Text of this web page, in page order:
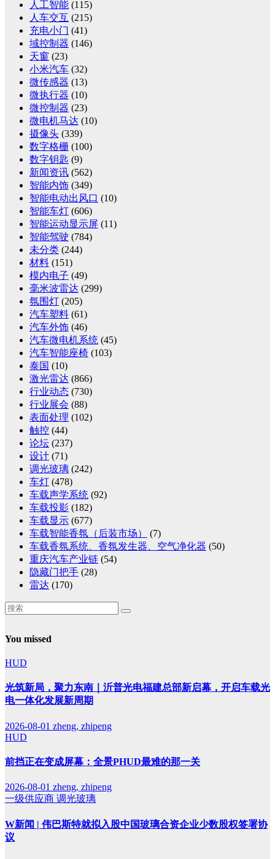
人工智能 (115)
人车交互 (215)
充电小门 (41)
域控制器 (146)
天窗 (23)
小米汽车 (32)
微传感器 (13)
微执行器 (10)
微控制器 (23)
微电机马达 (10)
摄像头 (339)
数字格栅 (100)
数字钥匙 (9)
新闻资讯 (562)
智能内饰 (349)
智能电动出风口 (10)
智能车灯 (606)
智能运动显示屏 (11)
智能驾驶 (784)
未分类 (244)
材料 (151)
模内电子 (49)
毫米波雷达 (299)
氛围灯 (205)
汽车塑料 (61)
汽车外饰 (46)
汽车微电机系统 (45)
汽车智能座椅 (103)
泰国 (10)
激光雷达 (866)
行业动态 (730)
行业展会 (88)
表面处理 (102)
触控 (44)
论坛 (237)
设计 (71)
调光玻璃 (242)
车灯 (478)
车载声学系统 (92)
车载投影 (182)
车载显示 (677)
车载智能香氛（后装市场）
(7)
车载香氛系统、香氛发生器、空气净化器 (50)
重庆汽车产业链 (54)
隐藏门把手 (28)
雷达 (170)
You missed
HUD
光筑新局，聚力东南｜沂普光电福建总部新启幕，开启车载光
电一体化发展新周期
2026-08-01 zheng, zhipeng
HUD
前挡正在变成屏幕：全景PHUD最难的那一关
2026-08-01 zheng, zhipeng
一级供应商 调光玻璃
W新闻 | 伟巴斯特就拟入股中国玻璃合资企业少数股权签署协
议